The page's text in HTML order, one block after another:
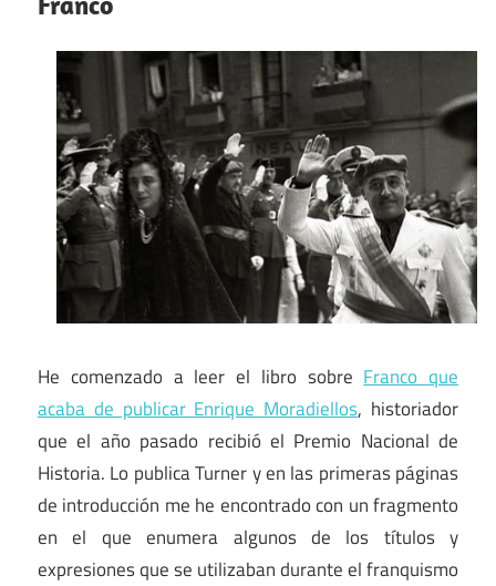
He comenzado a leer el libro sobreFranco que
acaba de publicar Enrique Moradiellos, historiador
que el año pasado recibió el Premio Nacional de
Historia. Lo publica Turner y en las primeras páginas
de introducción me he encontrado con un fragmento
en el que enumera algunos de los títulos y
expresiones que se utilizaban durante el franquismo